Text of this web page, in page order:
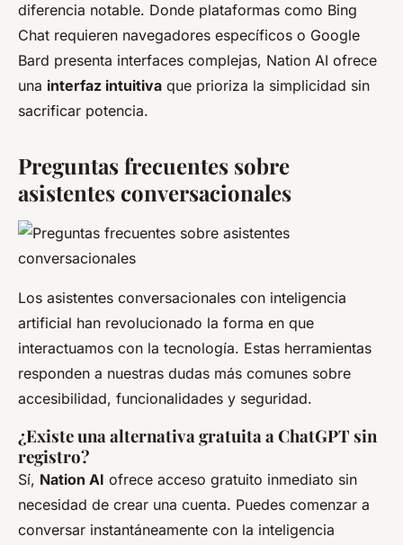
diferencia notable. Donde plataformas como Bing
Chat requieren navegadores específicos o Google
Bard presenta interfaces complejas, Nation AI ofrece
una interfaz intuitiva que prioriza la simplicidad sin
sacrificar potencia.
Preguntas frecuentes sobre
asistentes conversacionales
Los asistentes conversacionales con inteligencia
artificial han revolucionado la forma en que
interactuamos con la tecnología. Estas herramientas
responden a nuestras dudas más comunes sobre
accesibilidad, funcionalidades y seguridad.
¿Existe una alternativa gratuita a ChatGPT sin
registro?
Sí, Nation AI ofrece acceso gratuito inmediato sin
necesidad de crear una cuenta. Puedes comenzar a
conversar instantáneamente con la inteligencia